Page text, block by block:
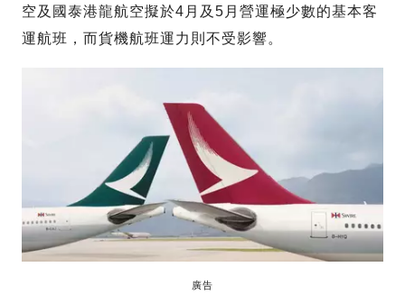
空及國泰港龍航空擬於4月及5月營運極少數的基本客
運航班，而貨機航班運力則不受影響。
廣告